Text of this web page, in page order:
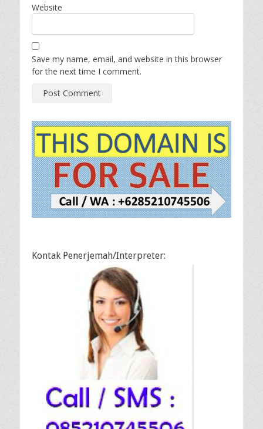
Website
Save my name, email, and website in this browser
for the next time I comment.
Kontak Penerjemah/Interpreter: